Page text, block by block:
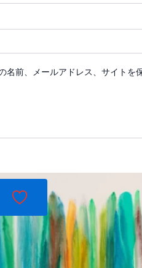
前、メールアドレス、サイトを保